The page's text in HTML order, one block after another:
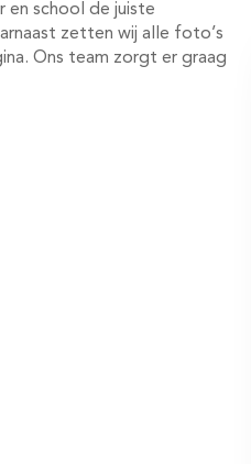
en school de juiste
zetten wij alle foto’s
Ons team zorgt er graag